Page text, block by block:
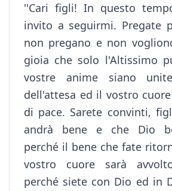
''Cari figli! In questo
invito a seguirmi. Pregate
non pregano e non
gioia che solo l'Altissimo
vostre anime siano
dell'attesa ed il vostro
di pace. Sarete convinti,
andrà bene e che Dio
perché il bene che fate
vostro cuore sarà
perché siete con Dio ed in